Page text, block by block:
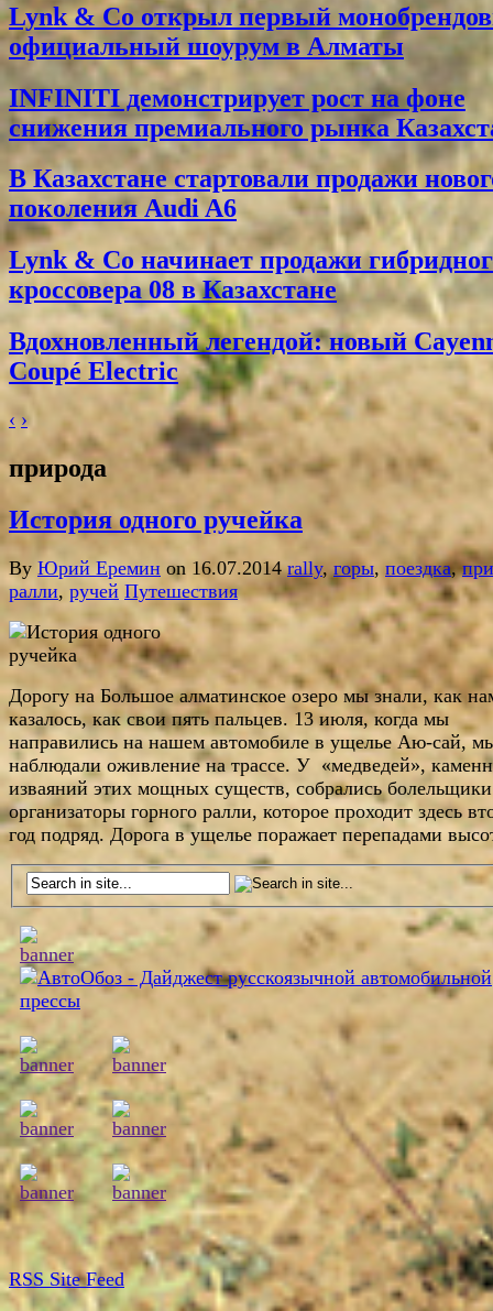
Lynk & Co открыл первый
официальный шоурум в Алматы
INFINITI демонстрирует рост на фоне
снижения премиального рынка
В Казахстане стартовали продажи
поколения Audi A6
Lynk & Co начинает продажи
кроссовера 08 в Казахстане
Вдохновленный легендой: новый
Coupé Electric
‹ ›
природа
История одного ручейка
By Юрий Еремин on 16.07.2014 rally, горы, поездка,
ралли, ручей Путешествия
Дорогу на Большое алматинское озеро мы знали, как
казалось, как свои пять пальцев. 13 июля, когда мы
направились на нашем автомобиле в ущелье Аю-сай,
наблюдали оживление на трассе. У «медведей»,
изваяний этих мощных существ, собрались
организаторы горного ралли, которое проходит здесь
год подряд. Дорога в ущелье поражает перепадами
RSS Site Feed